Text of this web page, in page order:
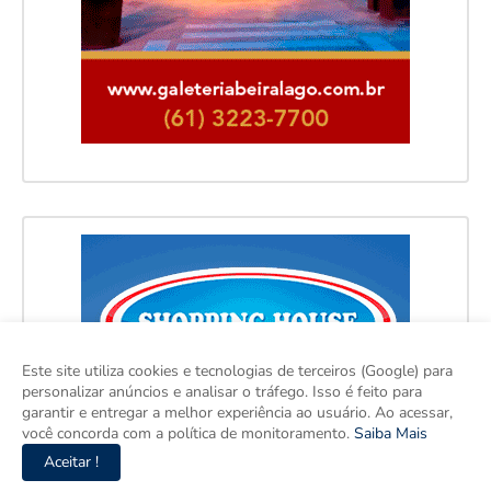
Este site utiliza cookies e tecnologias de terceiros (Google) para
personalizar anúncios e analisar o tráfego. Isso é feito para
garantir e entregar a melhor experiência ao usuário. Ao acessar,
você concorda com a política de monitoramento. Saiba Mais
Aceitar !